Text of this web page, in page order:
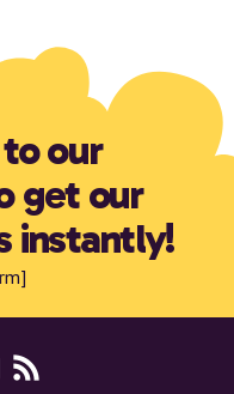
our
get our
instantly!